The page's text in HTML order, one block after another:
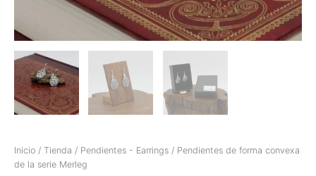
Inicio / Tienda / Pendientes - Earrings / Pendientes de forma convexa
de la serie Merleg